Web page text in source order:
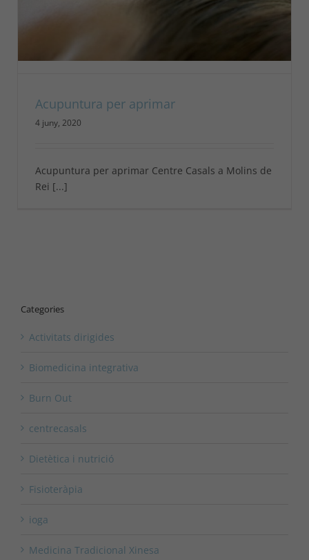
Acupuntura per aprimar
4 juny, 2020
Acupuntura per aprimar Centre Casals a Molins de
Rei [...]
Categories
Activitats dirigides
Biomedicina integrativa
Burn Out
centrecasals
Dietètica i nutrició
Fisioteràpia
ioga
Medicina Tradicional Xinesa